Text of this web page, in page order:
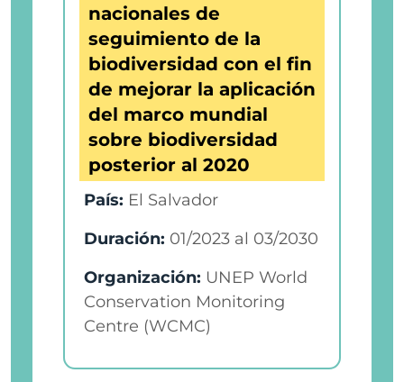
nacionales de
seguimiento de la
biodiversidad con el fin
de mejorar la aplicación
del marco mundial
sobre biodiversidad
posterior al 2020
País: El Salvador
Duración: 01/2023 al 03/2030
Organización: UNEP World
Conservation Monitoring
Centre (WCMC)